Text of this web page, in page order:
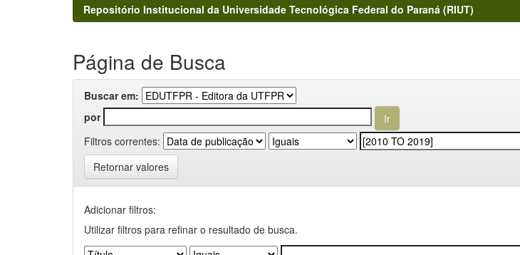
Repositório Institucional da Universidade Tecnológica Federal do Paraná (RIUT)
Página de Busca
Buscar em:
por
Filtros correntes:
Retornar valores
Adicionar filtros:
Utilizar filtros para refinar o resultado de busca.